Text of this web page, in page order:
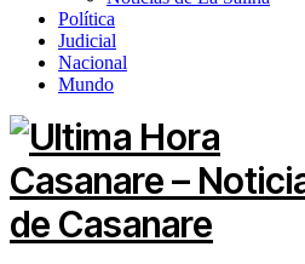
Política
Judicial
Nacional
Mundo